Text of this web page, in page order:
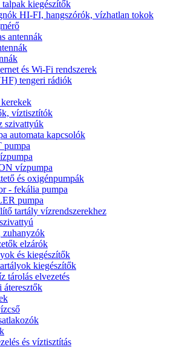
talpak kiegészítők
HI-FI, hangszórók, vízhatlan tokok
antennák
és Wi-Fi rendszerek
tengeri rádiók
víztisztítók
szivattyúk
automata kapcsolók
pumpa
vízpumpa
és oxigénpumpák
- fekália pumpa
pumpa
tartály vízrendszerekhez
zuhanyzók
elzárók
és kiegészítők
kiegészítők
tárolás elvezetés
áteresztők
és víztisztítás